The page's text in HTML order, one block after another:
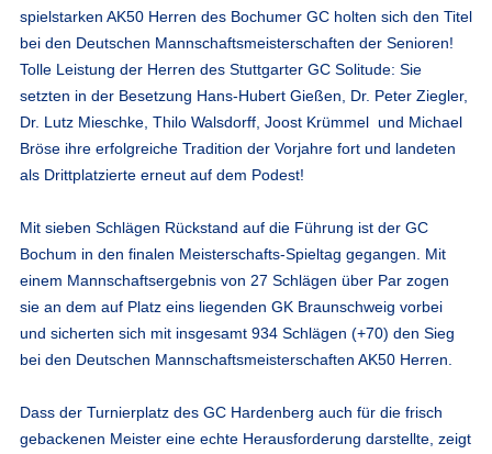
spielstarken AK50 Herren des Bochumer GC holten sich den Titel
bei den Deutschen Mannschaftsmeisterschaften der Senioren!
Tolle Leistung der Herren des Stuttgarter GC Solitude: Sie
setzten in der Besetzung Hans-Hubert Gießen, Dr. Peter Ziegler,
Dr. Lutz Mieschke, Thilo Walsdorff, Joost Krümmel und Michael
Bröse ihre erfolgreiche Tradition der Vorjahre fort und landeten
als Drittplatzierte erneut auf dem Podest!
Mit sieben Schlägen Rückstand auf die Führung ist der GC
Bochum in den finalen Meisterschafts-Spieltag gegangen. Mit
einem Mannschaftsergebnis von 27 Schlägen über Par zogen
sie an dem auf Platz eins liegenden GK Braunschweig vorbei
und sicherten sich mit insgesamt 934 Schlägen (+70) den Sieg
bei den Deutschen Mannschaftsmeisterschaften AK50 Herren.
Dass der Turnierplatz des GC Hardenberg auch für die frisch
gebackenen Meister eine echte Herausforderung darstellte, zeigt